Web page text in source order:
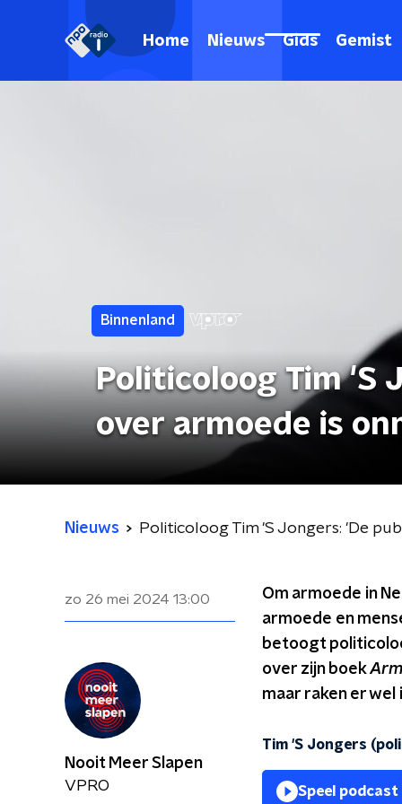
Home Nieuws Gids Gemist
Binnenland
Politicoloog Tim 'S
over armoede is
Nieuws Politicoloog Tim 'S Jongers: 'De
zo 26 mei 2024 13:00
Om armoede in
armoede en
betoogt
over zijn boek
maar raken er
Tim 'S Jongers
Speel
Nooit Meer Slapen
VPRO